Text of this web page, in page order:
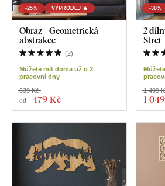
-25% VÝPRODEJ 🔥
Obraz - Geometrická
abstrakce
(2)
Můžete mít doma už o 2
pracovní dny
od 479 Kč
639 Kč
-30%
2
Stret
1
1 499